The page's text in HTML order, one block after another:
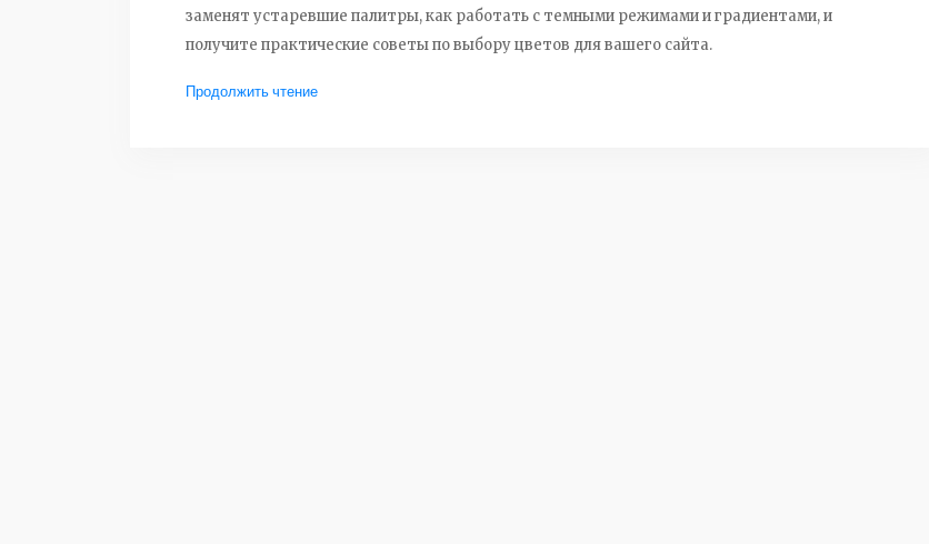
заменят устаревшие палитры, как работать с темными режимами и градиентами, и
получите практические советы по выбору цветов для вашего сайта.
Продолжить чтение